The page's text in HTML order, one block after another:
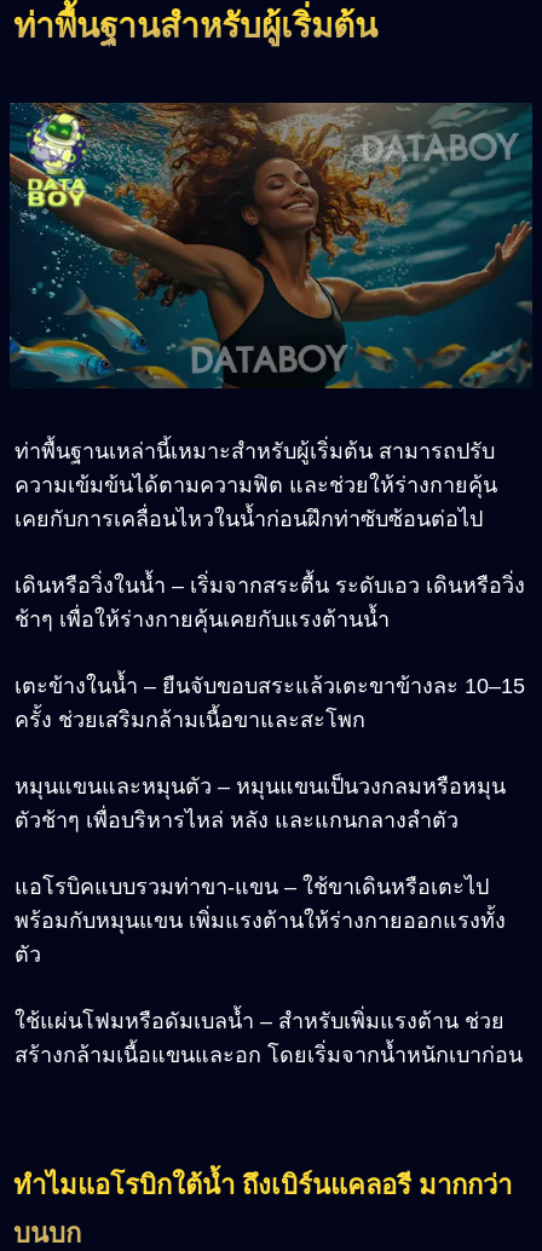
ท่าพื้นฐานสำหรับผู้เริ่มต้น
ท่าพื้นฐานเหล่านี้เหมาะสำหรับผู้เริ่มต้น สามารถปรับ
ความเข้มข้นได้ตามความฟิต และช่วยให้ร่างกายคุ้น
เคยกับการเคลื่อนไหวในน้ำก่อนฝึกท่าซับซ้อนต่อไป
เดินหรือวิ่งในน้ำ – เริ่มจากสระตื้น ระดับเอว เดินหรือวิ่ง
ช้าๆ เพื่อให้ร่างกายคุ้นเคยกับแรงต้านน้ำ
เตะข้างในน้ำ – ยืนจับขอบสระแล้วเตะขาข้างละ 10–15
ครั้ง ช่วยเสริมกล้ามเนื้อขาและสะโพก
หมุนแขนและหมุนตัว – หมุนแขนเป็นวงกลมหรือหมุน
ตัวช้าๆ เพื่อบริหารไหล่ หลัง และแกนกลางลำตัว
แอโรบิคแบบรวมท่าขา-แขน – ใช้ขาเดินหรือเตะไป
พร้อมกับหมุนแขน เพิ่มแรงต้านให้ร่างกายออกแรงทั้ง
ตัว
ใช้แผ่นโฟมหรือดัมเบลน้ำ – สำหรับเพิ่มแรงต้าน ช่วย
สร้างกล้ามเนื้อแขนและอก โดยเริ่มจากน้ำหนักเบาก่อน
ทำไมแอโรบิกใต้น้ำ ถึงเบิร์นแคลอรี มากกว่า
บนบก